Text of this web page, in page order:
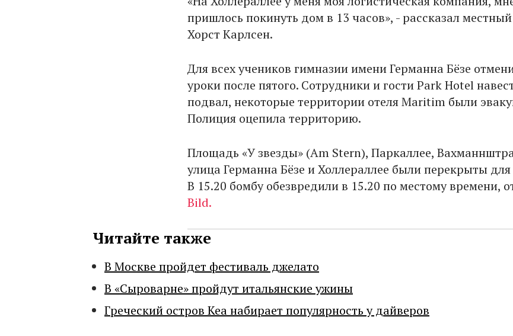
пришлось покинуть дом в 13 часов», - рассказал
Хорст Карлсен.
Для всех учеников гимназии имени Германна Бёзе
уроки после пятого. Сотрудники и гости Park Hotel
подвал, некоторые территории отеля Maritim были
Полиция оцепила территорию.
Площадь «У звезды» (Am Stern), Паркаллее,
улица Германна Бёзе и Холлераллее были перекрыты
В 15.20 бомбу обезвредили в 15.20 по местому времени,
Bild.
Читайте также
В Москве пройдет фестиваль джелато
В «Сыроварне» пройдут итальянские ужины
Греческий остров Кеа набирает популярность у дайверов